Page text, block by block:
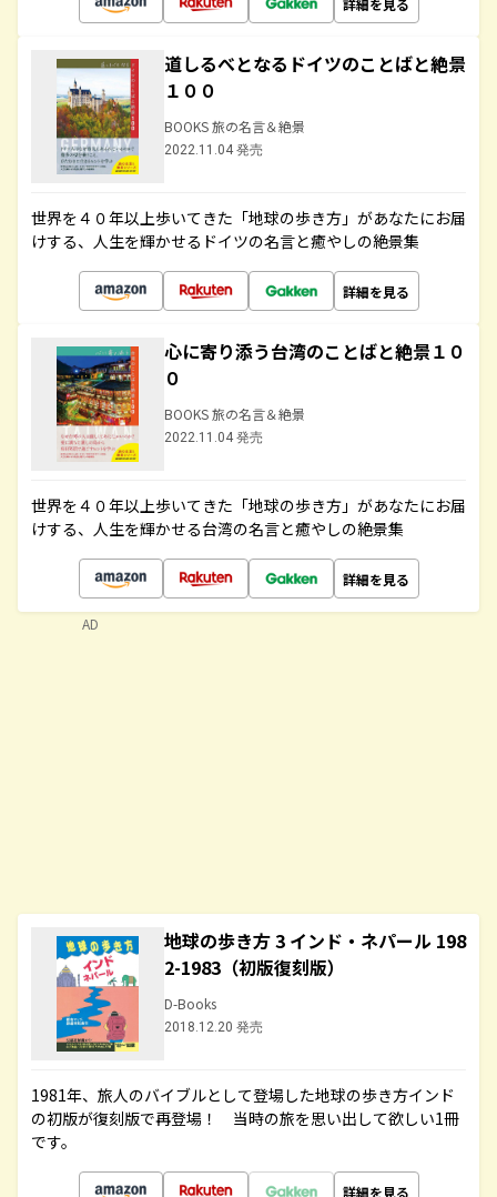
道しるべとなるドイツのことばと絶景
１００
BOOKS 旅の名言＆絶景
2022.11.04 発売
世界を４０年以上歩いてきた「地球の歩き方」があなたにお届
けする、人生を輝かせるドイツの名言と癒やしの絶景集
詳細を見る
心に寄り添う台湾のことばと絶景１０
０
BOOKS 旅の名言＆絶景
2022.11.04 発売
世界を４０年以上歩いてきた「地球の歩き方」があなたにお届
けする、人生を輝かせる台湾の名言と癒やしの絶景集
詳細を見る
地球の歩き方 3 インド・ネパール 198
2-1983（初版復刻版）
D-Books
2018.12.20 発売
1981年、旅人のバイブルとして登場した地球の歩き方インド
の初版が復刻版で再登場！ 当時の旅を思い出して欲しい1冊
です。
詳細を見る
AD